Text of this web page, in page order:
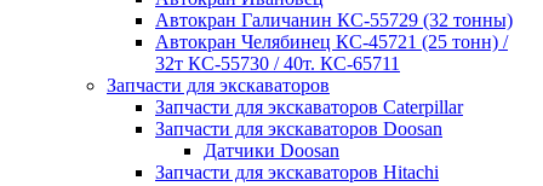
Автокран Галичанин КС-55729 (32 тонны)
Автокран Челябинец КС-45721 (25 тонн) /
32т КС-55730 / 40т. КС-65711
Запчасти для экскаваторов
Запчасти для экскаваторов Caterpillar
Запчасти для экскаваторов Doosan
Датчики Doosan
Запчасти для экскаваторов Hitachi